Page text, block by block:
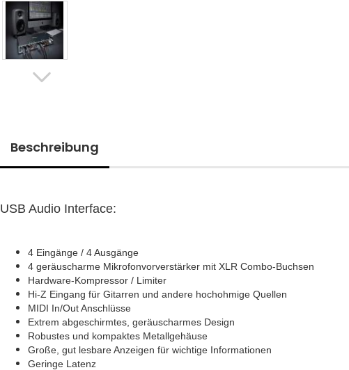
Beschreibung
USB Audio Interface:
4 Eingänge / 4 Ausgänge
4 geräuscharme Mikrofonvorverstärker mit XLR Combo-Buchsen
Hardware-Kompressor / Limiter
Hi-Z Eingang für Gitarren und andere hochohmige Quellen
MIDI In/Out Anschlüsse
Extrem abgeschirmtes, geräuscharmes Design
Robustes und kompaktes Metallgehäuse
Große, gut lesbare Anzeigen für wichtige Informationen
Geringe Latenz